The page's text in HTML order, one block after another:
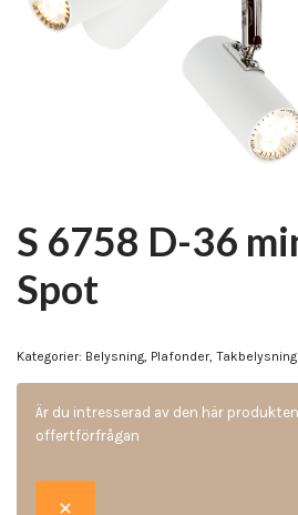
S 6758 D-36
Spot
Kategorier: Belysning, Plafonder, Takbelysning
Är du intresserad av den här
offertförfrågan